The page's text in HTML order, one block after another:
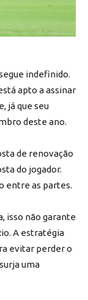
indefinido.
apto a assinar
já que seu
deste ano.
de renovação
do jogador.
entre as partes.
isso não garante
A estratégia
evitar perder o
uma